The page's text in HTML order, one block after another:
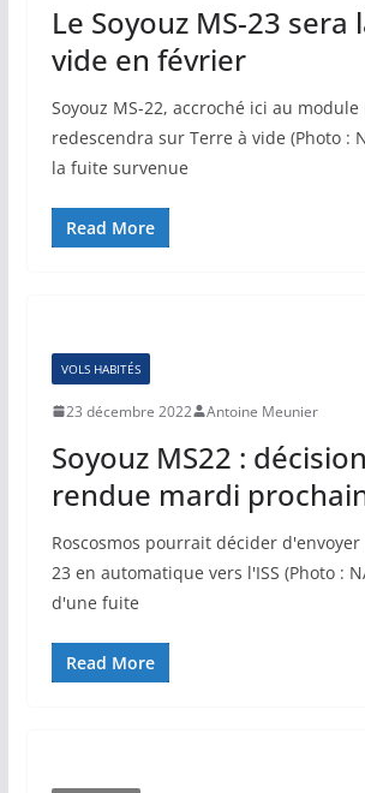
Le Soyouz MS-23 sera
vide en février
Soyouz MS-22, accroché ici au module
redescendra sur Terre à vide (Photo :
la fuite survenue
Read More
VOLS HABITÉS
23 décembre 2022 Antoine Meunier
Soyouz MS22 :
rendue mardi
Roscosmos pourrait décider d'envoyer
23 en automatique vers l'ISS (Photo :
d'une fuite
Read More